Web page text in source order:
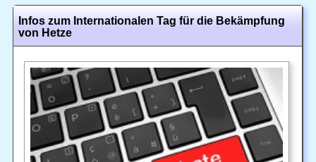
Infos zum Internationalen Tag für die Bekämpfung
von Hetze